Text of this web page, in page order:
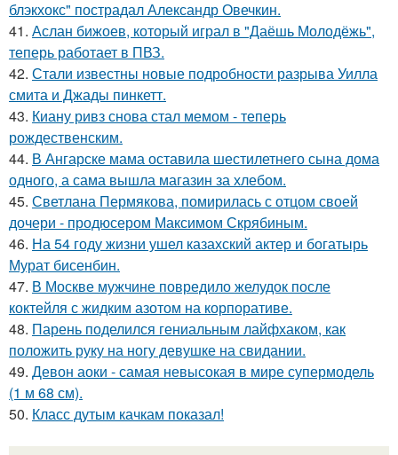
блэкхокс" пострадал Александр Овечкин.
41. Аслан бижоев, который играл в "Даёшь Молодёжь",
теперь работает в ПВЗ.
42. Стали известны новые подробности разрыва Уилла
смита и Джады пинкетт.
43. Киану ривз снова стал мемом - теперь
рождественским.
44. В Ангарске мама оставила шестилетнего сына дома
одного, а сама вышла магазин за хлебом.
45. Светлана Пермякова, помирилась с отцом своей
дочери - продюсером Максимом Скрябиным.
46. На 54 году жизни ушел казахский актер и богатырь
Мурат бисенбин.
47. В Москве мужчине повредило желудок после
коктейля с жидким азотом на корпоративе.
48. Парень поделился гениальным лайфхаком, как
положить руку на ногу девушке на свидании.
49. Девон аоки - самая невысокая в мире супермодель
(1 м 68 см).
50. Класс дутым качкам показал!